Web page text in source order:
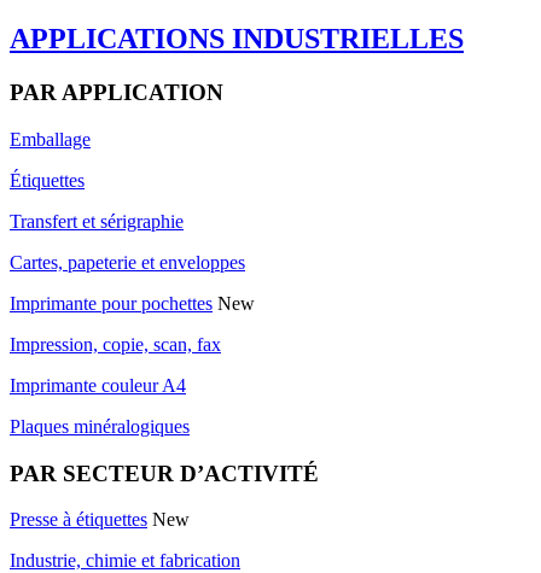
APPLICATIONS INDUSTRIELLES
PAR APPLICATION
Emballage
Étiquettes
Transfert et sérigraphie
Cartes, papeterie et enveloppes
Imprimante pour pochettes New
Impression, copie, scan, fax
Imprimante couleur A4
Plaques minéralogiques
PAR SECTEUR D’ACTIVITÉ
Presse à étiquettes New
Industrie, chimie et fabrication